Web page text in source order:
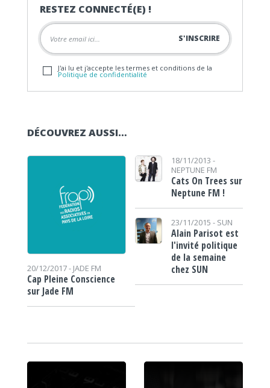
RESTEZ CONNECTÉ(E) !
J'ai lu et j'accepte les termes et conditions de la
Politique de confidentialité
DÉCOUVREZ AUSSI…
20/12/2017 - JADE FM
Cap Pleine Conscience
sur Jade FM
18/11/2013 -
NEPTUNE FM
Cats On Trees sur
Neptune FM !
23/11/2015 - SUN
Alain Parisot est
l'invité politique
de la semaine
chez SUN